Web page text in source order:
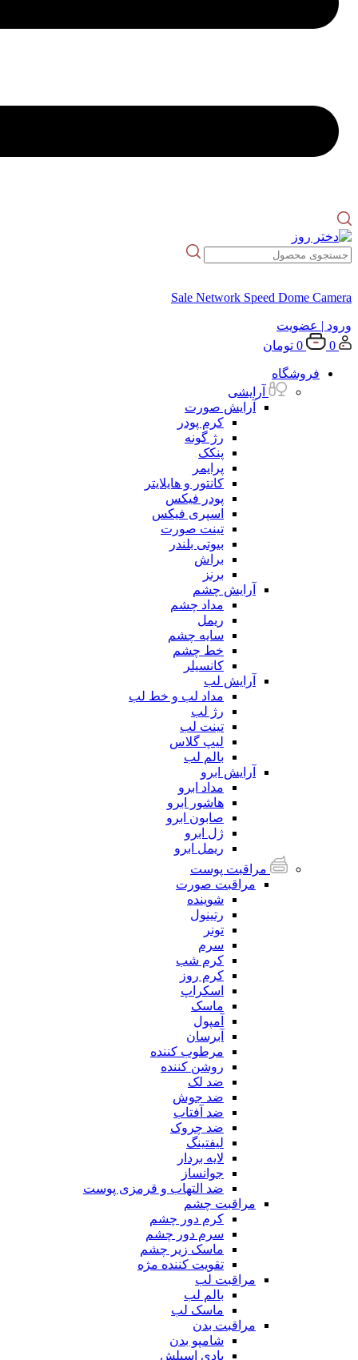
Sale Network Speed Dome Camera
ورود | عضویت
0
0 تومان
فروشگاه
آرایشی
آرایش صورت
کرم پودر
رژ گونه
پنکک
پرایمر
کانتور و هایلایتر
پودر فیکس
اسپری فیکس
تینت صورت
بیوتی بلندر
براش
برنز
آرایش چشم
مداد چشم
ریمل
سایه چشم
خط چشم
کانسیلر
آرایش لب
مداد لب و خط لب
رژ لب
تینت لب
لیپ گلاس
بالم لب
آرایش ابرو
مداد ابرو
هاشور ابرو
صابون ابرو
ژل ابرو
ریمل ابرو
مراقبت پوست
مراقبت صورت
شوینده
رتینول
تونر
سرم
کرم شب
کرم روز
اسکراپ
ماسک
آمپول
آبرسان
مرطوب کننده
روشن کننده
ضد لک
ضد جوش
ضد آفتاب
ضد چروک
لیفتینگ
لایه بردار
جوانساز
ضد التهاب و قرمزی پوست
مراقبت چشم
کرم دور چشم
سرم دور چشم
ماسک زیر چشم
تقویت کننده مژه
مراقبت لب
بالم لب
ماسک لب
مراقبت بدن
شامپو بدن
بادی اسپلش